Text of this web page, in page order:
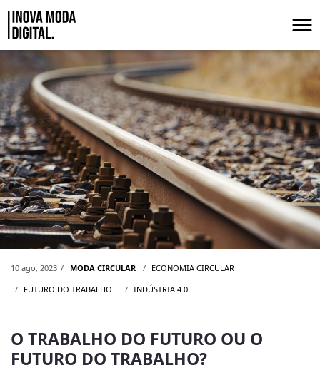
Pular para o Conteúdo principal
O TRABALHO DO FUTURO OU O
10 ago, 2023 MODA CIRCULAR
ECONOMIA CIRCULAR
FUTURO DO TRABALHO
INDÚSTRIA 4.0
O TRABALHO DO FUTURO OU O
FUTURO DO TRABALHO?